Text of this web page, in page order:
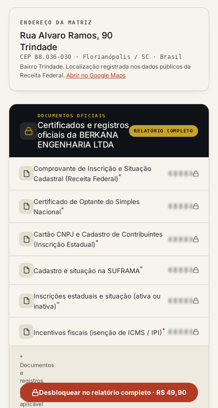
ENDEREÇO DA MATRIZ
Logradouro
Rua Alvaro Ramos, 90
Bairro
Trindade
CEP
CEP88.036-030 ·
Cidade / UF
Florianópolis / SC · Brasil
Bairro Trindade. Localização registrada nos dados públicos da
Receita Federal. Abrir no Google Maps
DOCUMENTOS OFICIAIS
Certificados e registros
oficiais da BERKANA
ENGENHARIA LTDA
RELATÓRIO COMPLETO
Comprovante de Inscrição e Situação
Cadastral (Receita Federal)*
Certificado de Optante do Simples
Nacional*
Cartão CNPJ e Cadastro de Contribuintes
(Inscrição Estadual)*
Cadastro e situação na SUFRAMA*
Inscrições estaduais e situação (ativa ou
inativa)*
Incentivos fiscais (isenção de ICMS / IPI)*
*
Documentos
e
registros
disponíveis
conforme
aplicável
Desbloquear no relatório completo · R$ 49,90